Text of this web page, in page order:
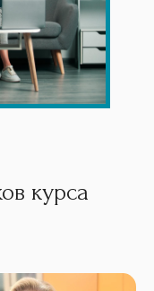
курса